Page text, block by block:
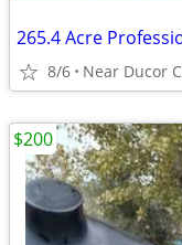
8/6 Near Ducor
$200